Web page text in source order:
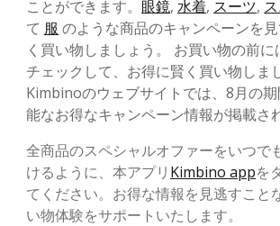
ことができます。 眼鏡, 水着, スーツ,
て 服 のような商品のキャンペーンを
く買い物しましょう。 お買い物の前
チェックして、お得に賢く買い物しま
Kimbinoのウェブサイトでは、8月の
能なお得なキャンペーン情報が掲載さ
全商品のスペシャルオファーをいつで
けるように、本アプリ Kimbino appを
てください。お得な情報を見逃すこと
い物体験をサポートいたします。